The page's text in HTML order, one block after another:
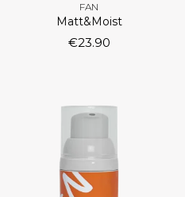
FAN
Matt&Moist
€23.90